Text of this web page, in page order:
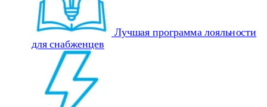
Лучшая программа лояльности
для снабженцев